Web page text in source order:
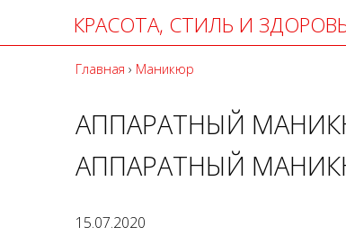
КРАСОТА, СТИЛЬ И
Главная › Маникюр
АППАРАТНЫЙ
АППАРАТНЫЙ
15.07.2020